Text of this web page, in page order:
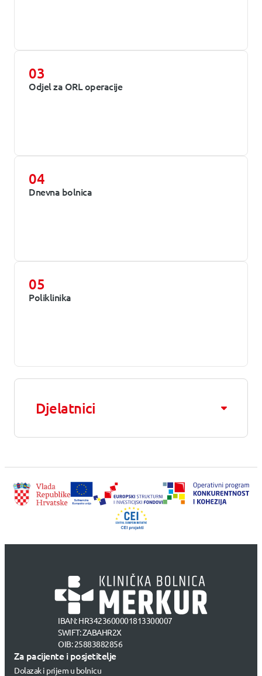
03
Odjel za ORL operacije
04
Dnevna bolnica
05
Poliklinika
Djelatnici
IBAN: HR3423600001813300007
SWIFT: ZABAHR2X
OIB: 25883882856
Za pacijente i posjetitelje
Dolazak i prijem u bolnicu